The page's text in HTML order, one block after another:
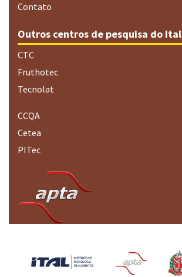
Contato
Outros centros de pesquisa do Ital
CTC
Fruthotec
Tecnolat
CCQA
Cetea
PITec